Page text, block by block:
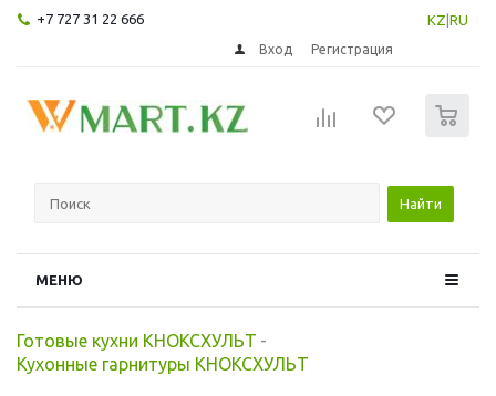
+7 727 31 22 666 KZ RU
Вход Регистрация
Найти
МЕНЮ
Готовые кухни КНОКСХУЛЬТ -
Кухонные гарнитуры КНОКСХУЛЬТ